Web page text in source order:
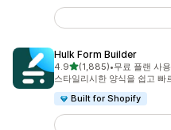
Hulk Form Builder
4.9별 5개 중
(1,885)
총 리뷰 1885개
•무료 플랜 사
스타일리시한 양식을 쉽고 빠
Built for Shopify